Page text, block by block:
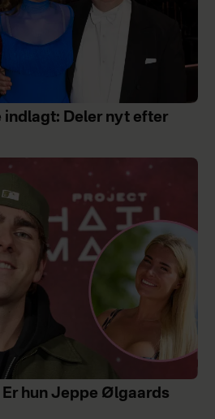
indlagt: Deler nyt efter
Er hun Jeppe Ølgaards